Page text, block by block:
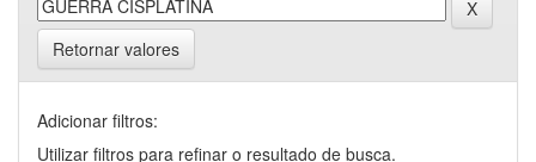
Retornar valores
Adicionar filtros:
Utilizar filtros para refinar o resultado de busca.